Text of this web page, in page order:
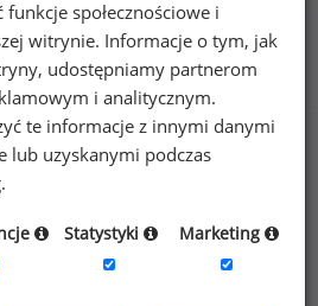
lean Manufacturing
Manager
76 %
społecznościowe i
witrynie. Informacje o tym, jak
udostępniamy partnerom
i analitycznym.
te informacje z innymi danymi
lub uzyskanymi podczas
Statystyki Marketing